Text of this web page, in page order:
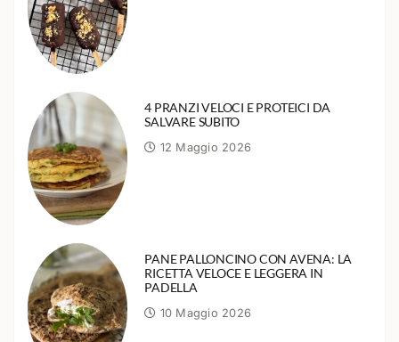
4 PRANZI VELOCI E PROTEICI DA
SALVARE SUBITO
12 Maggio 2026
PANE PALLONCINO CON AVENA: LA
RICETTA VELOCE E LEGGERA IN
PADELLA
10 Maggio 2026